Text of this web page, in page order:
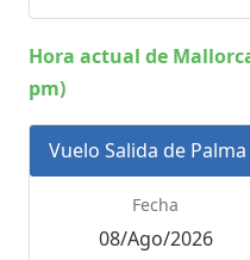
Hora actual de
pm)
Vuelo Salida de
Fecha
08/Ago/2026